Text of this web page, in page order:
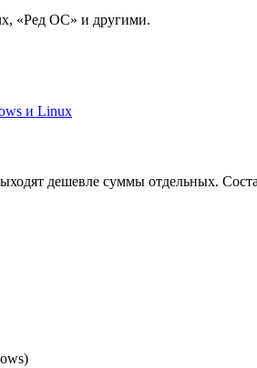
«Ред ОС» и другими.
и Linux
дешевле суммы отдельных.